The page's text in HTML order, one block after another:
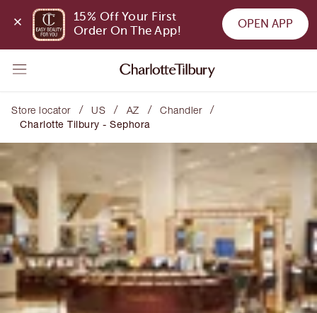
15% Off Your First
Order On The App!
OPEN APP
Store locator / US / AZ / Chandler /
Charlotte Tilbury - Sephora